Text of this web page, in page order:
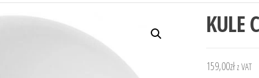
KULE
159,00zł z VAT